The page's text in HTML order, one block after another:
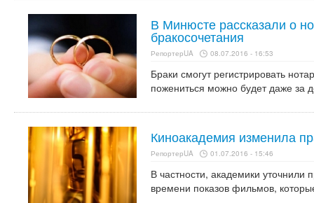
В Минюсте рассказали о
бракосочетания
РепортерUA 08.07.2016 - 16:53
Браки смогут регистрировать
пожениться можно будет даже за
Киноакадемия изменила
РепортерUA 01.07.2016 - 15:46
В частности, академики уточнили
времени показов фильмов,